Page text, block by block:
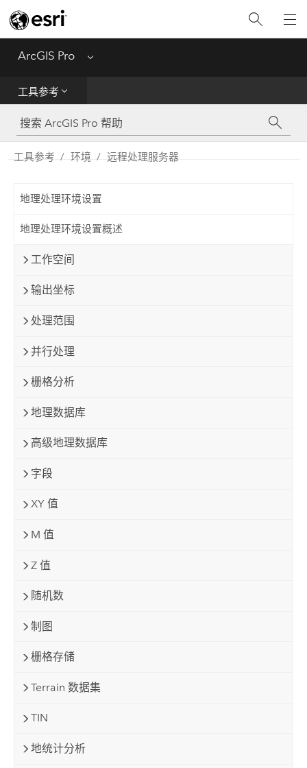
ArcGIS Pro Menu
工具参考
工具参考
Python
工具参考 环境 远程处理服务器
地理处理环境设置
地理处理环境设置概述
工作空间
输出坐标
处理范围
并行处理
栅格分析
地理数据库
高级地理数据库
字段
XY 值
M 值
Z 值
随机数
制图
栅格存储
Terrain 数据集
TIN
地统计分析